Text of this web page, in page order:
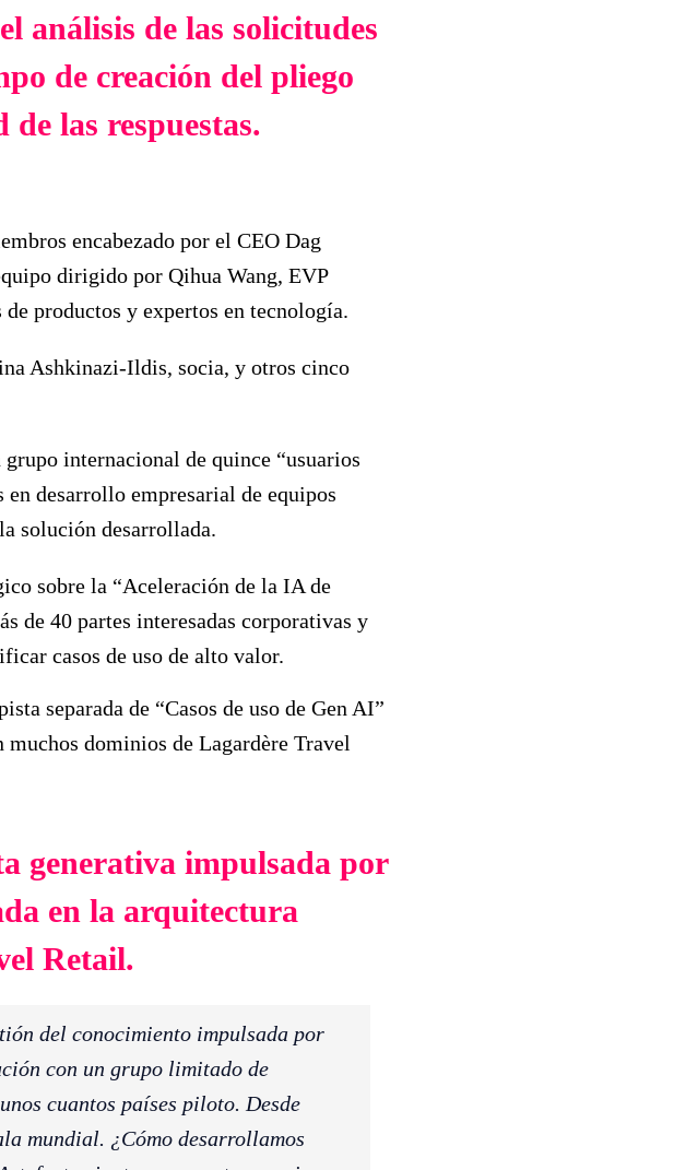
análisis de las solicitudes
de creación del pliego
las respuestas.
encabezado por el CEO Dag
dirigido por Qihua Wang, EVP
productos y expertos en tecnología.
Ashkinazi-Ildis, socia, y otros cinco
internacional de quince “usuarios
en desarrollo empresarial de equipos
solución desarrollada.
sobre la “Aceleración de la IA de
de 40 partes interesadas corporativas y
casos de uso de alto valor.
separada de “Casos de uso de Gen AI”
dominios de Lagardère Travel
generativa impulsada por
en la arquitectura
Retail.
del conocimiento impulsada por
con un grupo limitado de
cuantos países piloto. Desde
mundial. ¿Cómo desarrollamos